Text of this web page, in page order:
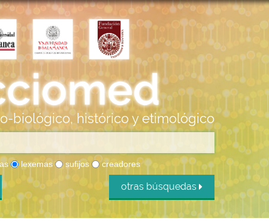
biológico, histórico y etimológico
lexemas sufijos creadores
otras búsquedas